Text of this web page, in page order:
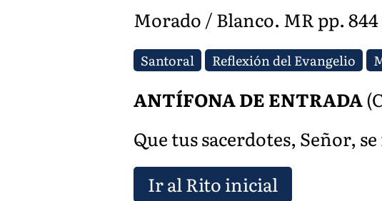
Morado / Blanco. MR pp. 844
Santoral Reflexión del Evangelio
ANTÍFONA DE ENTRADA
Que tus sacerdotes, Señor,
Ir al Rito inicial